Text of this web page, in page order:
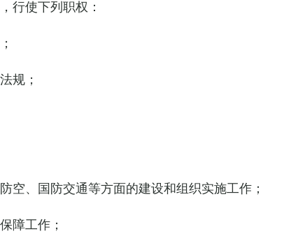
行使下列职权：
规；
空、国防交通等方面的建设和组织实施工作；
障工作；